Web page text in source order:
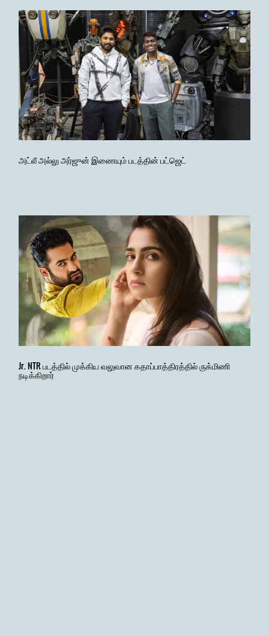
அட்லீ அல்லு அர்ஜுன் இணையும் படத்தின் பட்ஜெட்
Jr. NTR படத்தில் முக்கிய வலுவான கதாப்பாத்திரத்தில் ருக்மிணி
நடிக்கிறார்